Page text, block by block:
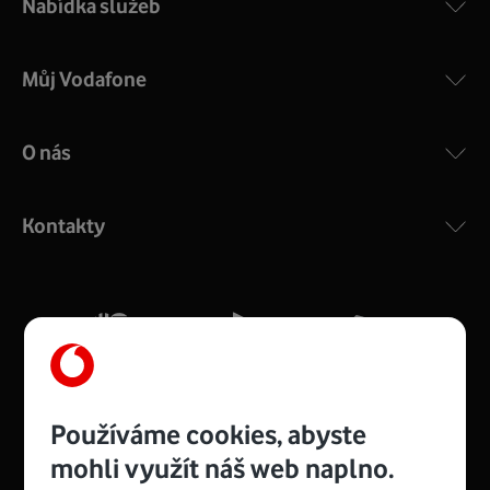
COMPAL CH7465VF
silný signál pro celou domácnost. Kompaktní rozměry 21
Více o COMPAL CH7465VF
Nabídka služeb
Můj Vodafone
O nás
Kontakty
Používáme cookies, abyste
mohli využít náš web naplno.